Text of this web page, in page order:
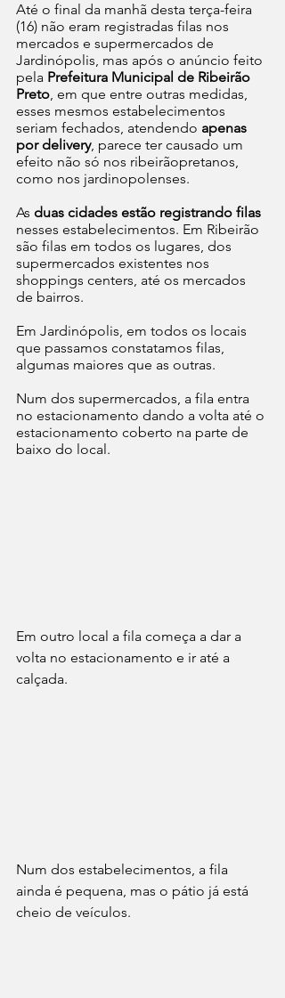
Até o final da manhã desta terça-feira
(16) não eram registradas filas nos
mercados e supermercados de
Jardinópolis, mas após o anúncio feito
pela Prefeitura Municipal de Ribeirão
Preto, em que entre outras medidas,
esses mesmos estabelecimentos
seriam fechados, atendendo apenas
por delivery, parece ter causado um
efeito não só nos ribeirãopretanos,
como nos jardinopolenses.
As duas cidades estão registrando filas
nesses estabelecimentos. Em Ribeirão
são filas em todos os lugares, dos
supermercados existentes nos
shoppings centers, até os mercados
de bairros.
Em Jardinópolis, em todos os locais
que passamos constatamos filas,
algumas maiores que as outras.
Num dos supermercados, a fila entra
no estacionamento dando a volta até o
estacionamento coberto na parte de
baixo do local.
Em outro local a fila começa a dar a
volta no estacionamento e ir até a
calçada.
Num dos estabelecimentos, a fila
ainda é pequena, mas o pátio já está
cheio de veículos.